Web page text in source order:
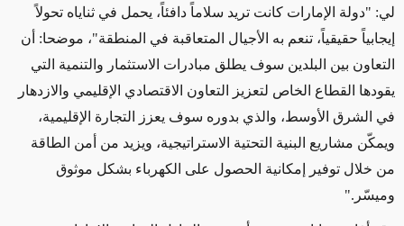
لي: "دولة الإمارات كانت تريد سلاماً دافئاً، يحمل في ثناياه تحولاً
إيجابياً حقيقياً، تنعم به الأجيال المتعاقبة في المنطقة"، موضحا: أن
التعاون بين البلدين سوف يطلق مبادرات الاستثمار والتنمية التي
يقودها القطاع الخاص لتعزيز التعاون الاقتصادي الإقليمي والازدهار
في الشرق الأوسط، والذي بدوره سوف يعزز التجارة الإقليمية،
ويمكّن مشاريع البنية التحتية الاستراتيجية، ويزيد من أمن الطاقة
من خلال توفير إمكانية الحصول على الكهرباء بشكل موثوق
وميسّر."